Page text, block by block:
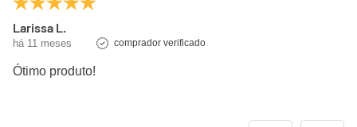
Larissa L.
há 11 meses comprador verificado
Ótimo produto!